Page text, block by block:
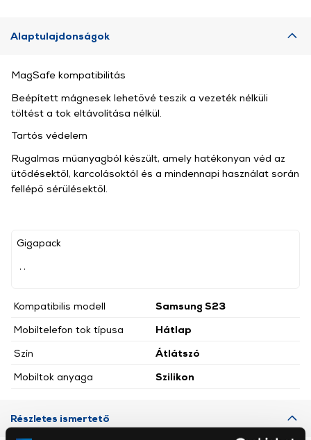
Alaptulajdonságok
Gigapack
Kompatibilis modell
Samsung S23
Mobiltelefon tok típusa
Hátlap
Szín
Átlátszó
Mobiltok anyaga
Szilikon
MagSafe kompatibilitás
Beépített mágnesek lehetővé teszik a vezeték nélküli
töltést a tok eltávolítása nélkül.
Tartós védelem
Rugalmas műanyagból készült, amely hatékonyan véd az
ütődésektől, karcolásoktól és a mindennapi használat során
fellépő sérülésektől.
Részletes ismertető